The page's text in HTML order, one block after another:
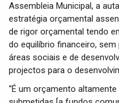
Assembleia Municipal, a
estratégia orçamental
de rigor orçamental tendo
do equilíbrio financeiro,
áreas sociais e de
projectos para o
“É um orçamento